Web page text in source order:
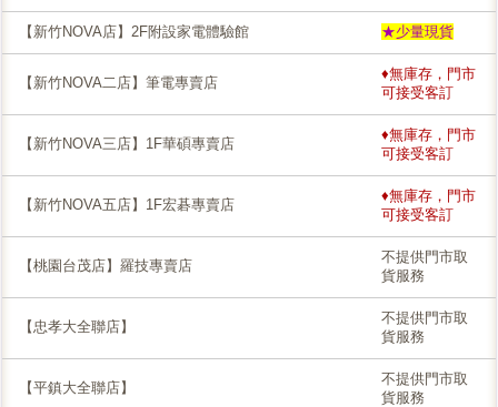
【新竹NOVA店】2F附設家電體驗館 ★少量現貨
【新竹NOVA二店】筆電專賣店
♦無庫存，門市
可接受客訂
【新竹NOVA三店】1F華碩專賣店
♦無庫存，門市
可接受客訂
【新竹NOVA五店】1F宏碁專賣店
♦無庫存，門市
可接受客訂
【桃園台茂店】羅技專賣店
不提供門市取
貨服務
【忠孝大全聯店】
不提供門市取
貨服務
【平鎮大全聯店】
不提供門市取
貨服務